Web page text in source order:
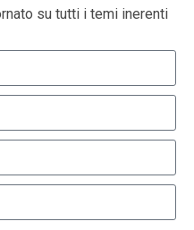
Index emessi da
su tutti i temi inerenti